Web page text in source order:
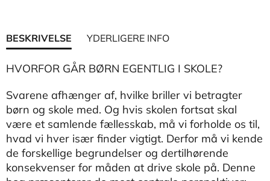
BESKRIVELSE YDERLIGERE INFO
HVORFOR GÅR BØRN EGENTLIG I SKOLE?
Svarene afhænger af, hvilke briller vi betragter
børn og skole med. Og hvis skolen fortsat skal
være et samlende fællesskab, må vi forholde os til,
hvad vi hver især finder vigtigt. Derfor må vi kende
de forskellige begrundelser og dertilhørende
konsekvenser for måden at drive skole på. Denne